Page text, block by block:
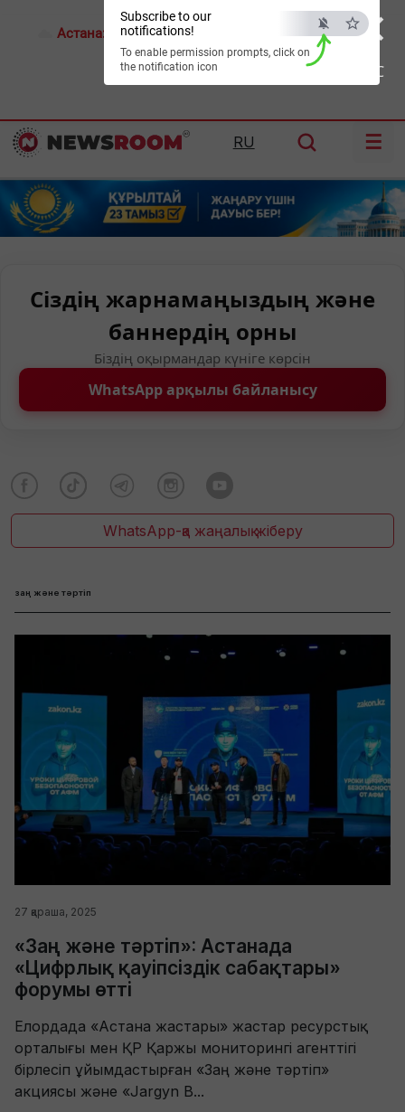
×
ESC
Subscribe to our
notifications!
To enable permission prompts, click on
the notification icon
Астана: 26°C Алматы: Шымкент:39°C
RU ☰
Сіздің жарнамаңыздың және
баннердің орны
Біздің оқырмандар күніге көрсін
WhatsApp арқылы байланысу
WhatsApp-қа жаңалық жіберу
заң және тәртіп
27 қараша, 2025
«Заң және тәртіп»: Астанада
«Цифрлық қауіпсіздік сабақтары»
форумы өтті
Елордада «Астана жастары» жастар ресурстық
орталығы мен ҚР Қаржы мониторингі агенттігі
бірлесіп ұйымдастырған «Заң және тәртіп»
акциясы және «Jargyn B...